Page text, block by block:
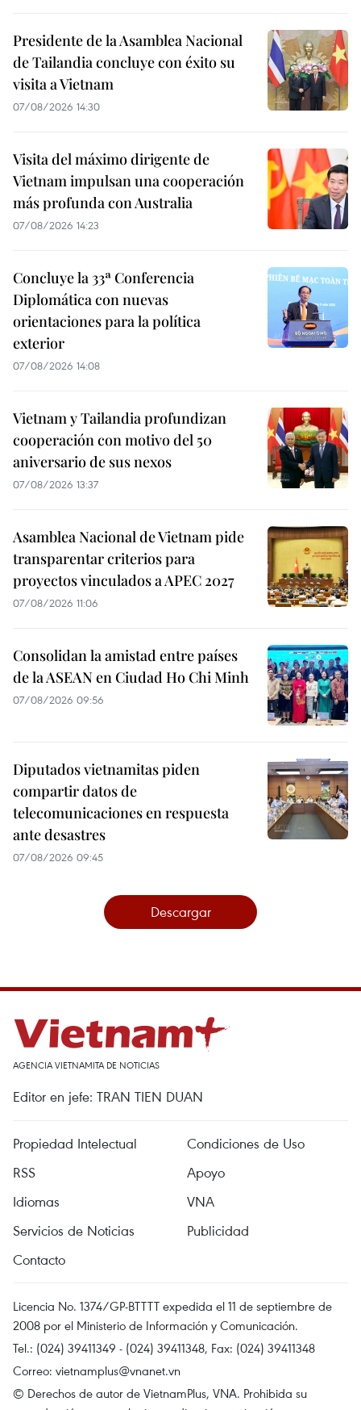
Presidente de la Asamblea Nacional
de Tailandia concluye con éxito su
visita a Vietnam
07/08/2026 14:30
Visita del máximo dirigente de
Vietnam impulsan una cooperación
más profunda con Australia
07/08/2026 14:23
Concluye la 33ª Conferencia
Diplomática con nuevas
orientaciones para la política
exterior
07/08/2026 14:08
Vietnam y Tailandia profundizan
cooperación con motivo del 50
aniversario de sus nexos
07/08/2026 13:37
Asamblea Nacional de Vietnam pide
transparentar criterios para
proyectos vinculados a APEC 2027
07/08/2026 11:06
Consolidan la amistad entre países
de la ASEAN en Ciudad Ho Chi Minh
07/08/2026 09:56
Diputados vietnamitas piden
compartir datos de
telecomunicaciones en respuesta
ante desastres
07/08/2026 09:45
Descargar
AGENCIA VIETNAMITA DE NOTICIAS
Editor en jefe: TRAN TIEN DUAN
Propiedad Intelectual
Condiciones de Uso
RSS
Apoyo
Idiomas
VNA
Servicios de Noticias
Publicidad
Contacto
Licencia No. 1374/GP-BTTTT expedida el 11 de septiembre de
2008 por el Ministerio de Información y Comunicación.
Tel.: (024) 39411349 - (024) 39411348, Fax: (024) 39411348
Correo: vietnamplus@vnanet.vn
© Derechos de autor de VietnamPlus, VNA. Prohibida su